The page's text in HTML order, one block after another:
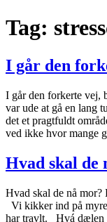
Tag:
I går den
I går den forkerte vej,
var ude at gå en lang
det et pragtfuldt
ved ikke hvor mange
Hvad skal de
Hvad skal de nå mor?
Vi kikker ind på
har travlt. Hvá dælen